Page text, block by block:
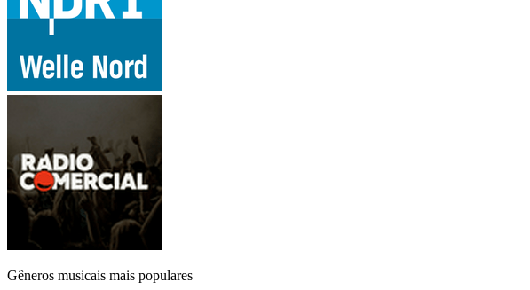
Gêneros musicais mais populares